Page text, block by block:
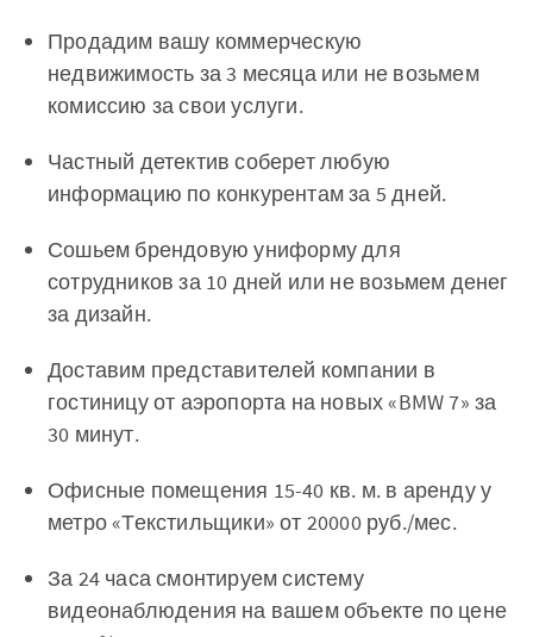
Продадим вашу коммерческую
недвижимость за 3 месяца или не возьмем
комиссию за свои услуги.
Частный детектив соберет любую
информацию по конкурентам за 5 дней.
Сошьем брендовую униформу для
сотрудников за 10 дней или не возьмем денег
за дизайн.
Доставим представителей компании в
гостиницу от аэропорта на новых «BMW 7» за
30 минут.
Офисные помещения 15-40 кв. м. в аренду у
метро «Текстильщики» от 20000 руб./мес.
За 24 часа смонтируем систему
видеонаблюдения на вашем объекте по цене